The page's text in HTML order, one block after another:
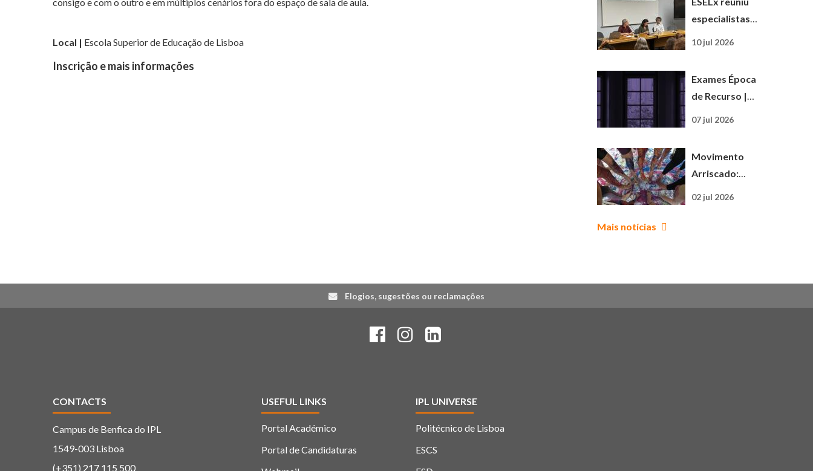
Local | Escola Superior de Educação de Lisboa
Inscrição e mais informações
especialistas e
Matemática e
Ciências
Experimentais
10 jul 2026
Exames Época
de Recurso |
07 jul 2026
Movimento
Arriscado:
02 jul 2026
Mais notícias
Elogios, sugestões ou reclamações
CONTACTS
Campus de Benfica do IPL
1549-003 Lisboa
(+351) 217 115 500
USEFUL LINKS
Portal Académico
Portal de Candidaturas
IPL UNIVERSE
Politécnico de Lisboa
ESCS